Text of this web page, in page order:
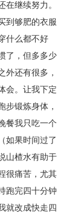
在继续努力。
到够肥的衣服
什么都不好
了，但多多少
外还有很多，
会。让我下定
步锻炼身体，
餐我只吃一个
如果时间过了
山楂水有助于
很痛苦，尤其
跑完四十分钟
就改成快走四